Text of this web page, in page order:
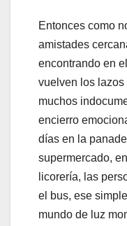
Entonces como
amistades
encontrando en
vuelven los
muchos
encierro
días en la
supermercado,
licorería, las
el bus, ese
mundo de luz